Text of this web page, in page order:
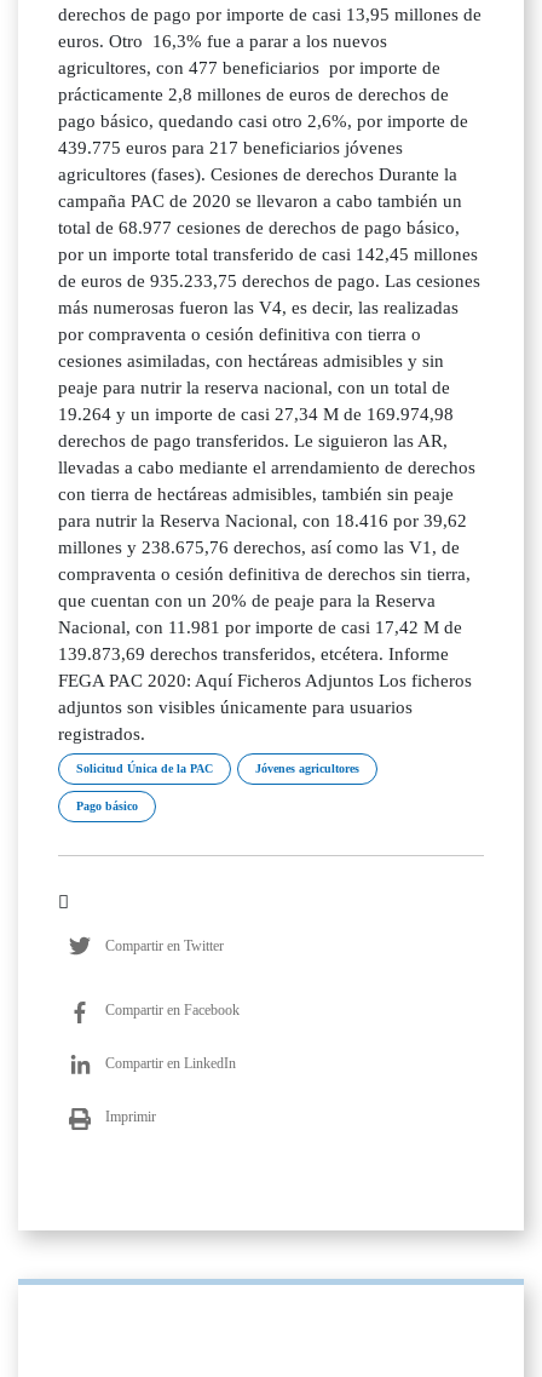
derechos de pago por importe de casi 13,95 millones de
euros. Otro 16,3% fue a parar a los nuevos
agricultores, con 477 beneficiarios por importe de
prácticamente 2,8 millones de euros de derechos de
pago básico, quedando casi otro 2,6%, por importe de
439.775 euros para 217 beneficiarios jóvenes
agricultores (fases). Cesiones de derechos Durante la
campaña PAC de 2020 se llevaron a cabo también un
total de 68.977 cesiones de derechos de pago básico,
por un importe total transferido de casi 142,45 millones
de euros de 935.233,75 derechos de pago. Las cesiones
más numerosas fueron las V4, es decir, las realizadas
por compraventa o cesión definitiva con tierra o
cesiones asimiladas, con hectáreas admisibles y sin
peaje para nutrir la reserva nacional, con un total de
19.264 y un importe de casi 27,34 M de 169.974,98
derechos de pago transferidos. Le siguieron las AR,
llevadas a cabo mediante el arrendamiento de derechos
con tierra de hectáreas admisibles, también sin peaje
para nutrir la Reserva Nacional, con 18.416 por 39,62
millones y 238.675,76 derechos, así como las V1, de
compraventa o cesión definitiva de derechos sin tierra,
que cuentan con un 20% de peaje para la Reserva
Nacional, con 11.981 por importe de casi 17,42 M de
139.873,69 derechos transferidos, etcétera. Informe
FEGA PAC 2020: Aquí Ficheros Adjuntos Los ficheros
adjuntos son visibles únicamente para usuarios
registrados.
Solicitud Única de la PAC Jóvenes agricultores
Pago básico
Compartir en Twitter
Compartir en Facebook
Compartir en LinkedIn
Imprimir